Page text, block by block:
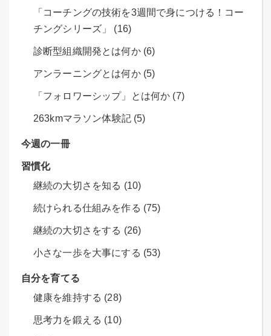
「コーチングの技術を3週間で身につける！コー
チングシリーズ」 (16)
診断型組織開発とは何か (6)
アンラーニングとは何か (5)
「フォロワーシップ」とは何か (7)
263kmマラソン体験記 (5)
今週の一冊
習慣化
継続の大切さを知る (10)
続けられる仕組みを作る (75)
継続の大切さをする (26)
小さな一歩を大事にする (53)
自分を育てる
健康を維持する (28)
思考力を鍛える (10)